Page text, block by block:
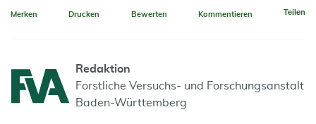
Merken Drucken Bewerten Kommentieren Teilen
Redaktion
Forstliche Versuchs- und Forschungsanstalt
Baden-Württemberg